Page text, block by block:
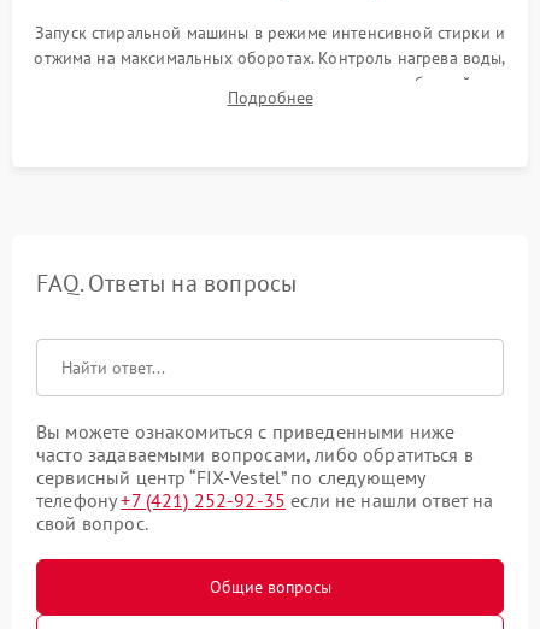
Запуск стиральной машины в режиме интенсивной стирки и
отжима на максимальных оборотах. Контроль нагрева воды,
корректности слива, отсутствия излишних вибраций,
посторонних стуков и протечек под корпусом.
Подробнее
FAQ. Ответы на вопросы
Вы можете ознакомиться с приведенными ниже
часто задаваемыми вопросами, либо обратиться в
сервисный центр “FIX-Vestel” по следующему
телефону+7 (421) 252-92-35 если не нашли ответ на
свой вопрос.
Общие вопросы